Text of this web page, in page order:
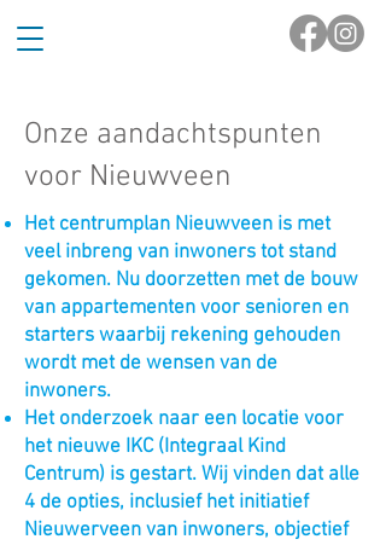
Onze aandachtspunten
voor Nieuwveen
Het centrumplan Nieuwveen is met
veel inbreng van inwoners tot stand
gekomen. Nu doorzetten met de bouw
van appartementen voor senioren en
starters waarbij rekening gehouden
wordt met de wensen van de
inwoners.
Het onderzoek naar een locatie voor
het nieuwe IKC (Integraal Kind
Centrum) is gestart. Wij vinden dat alle
4 de opties, inclusief het initiatief
Nieuwerveen van inwoners, objectief